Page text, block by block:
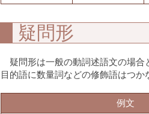
疑問形
疑問形は一般の動詞述語文の場合
目的語に数量詞などの修飾語はつか
例文